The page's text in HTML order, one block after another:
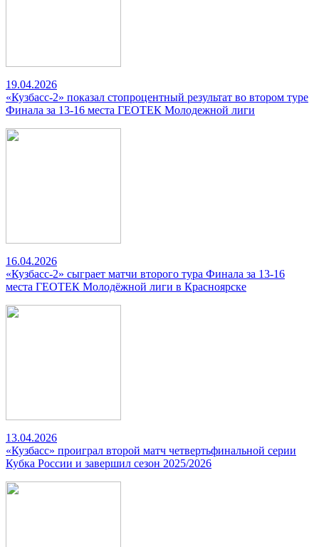
19.04.2026
«Кузбасс-2» показал стопроцентный результат во втором туре
Финала за 13-16 места ГЕОТЕК Молодежной лиги
16.04.2026
«Кузбасс-2» сыграет матчи второго тура Финала за 13-16
места ГЕОТЕК Молодёжной лиги в Красноярске
13.04.2026
«Кузбасс» проиграл второй матч четвертьфинальной серии
Кубка России и завершил сезон 2025/2026